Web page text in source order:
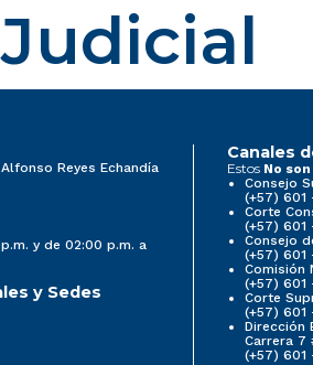
Reyes Echandía
y de 02:00 p.m. a
y Sedes
Canales
Estos No
Consejo
(+57) 601
Corte
(+57) 601
Consejo
(+57) 601
Comisión
(+57) 601
Corte
(+57) 601
Dirección
Carrera 7
(+57) 601